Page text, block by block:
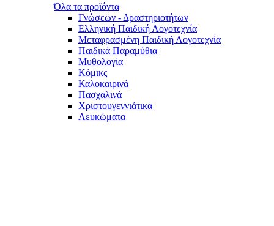
Όλα τα προϊόντα
Γνώσεων - Δραστηριοτήτων
Ελληνική Παιδική Λογοτεχνία
Μεταφρασμένη Παιδική Λογοτεχνία
Παιδικά Παραμύθια
Μυθολογία
Κόμικς
Καλοκαιρινά
Πασχαλινά
Χριστουγεννιάτικα
Λευκώματα